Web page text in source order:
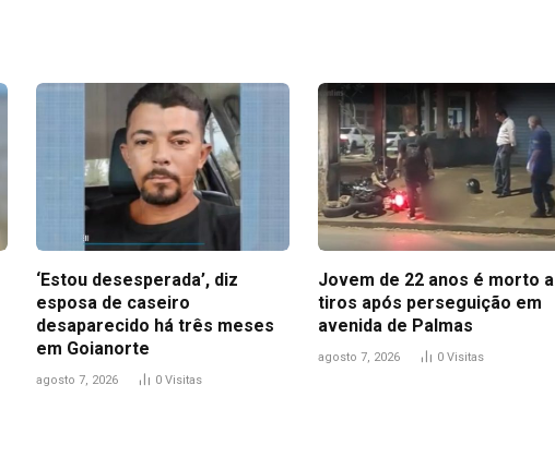
‘Estou desesperada’, diz
esposa de caseiro
desaparecido há três meses
em Goianorte
agosto 7, 2026 0 Visitas
Jovem de 22 anos é morto a
tiros após perseguição em
avenida de Palmas
agosto 7, 2026 0 Visitas